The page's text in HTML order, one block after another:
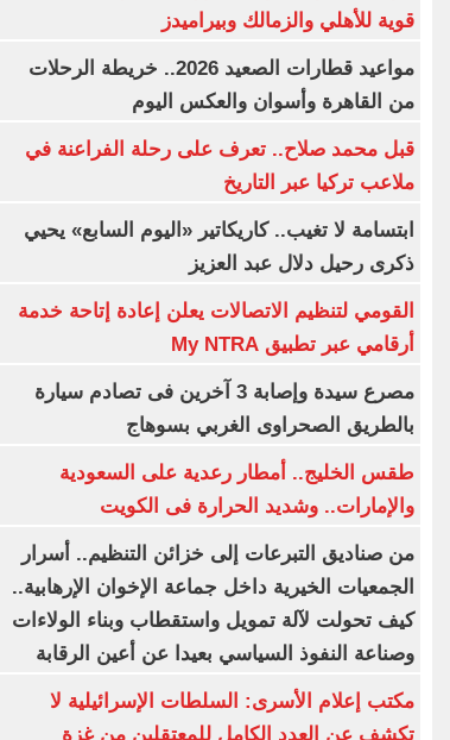
قوية للأهلي والزمالك وبيراميدز
مواعيد قطارات الصعيد 2026.. خريطة الرحلات
من القاهرة وأسوان والعكس اليوم
قبل محمد صلاح.. تعرف على رحلة الفراعنة في
ملاعب تركيا عبر التاريخ
ابتسامة لا تغيب.. كاريكاتير «اليوم السابع» يحيي
ذكرى رحيل دلال عبد العزيز
القومي لتنظيم الاتصالات يعلن إعادة إتاحة خدمة
أرقامي عبر تطبيق My NTRA
مصرع سيدة وإصابة 3 آخرين فى تصادم سيارة
بالطريق الصحراوى الغربي بسوهاج
طقس الخليج.. أمطار رعدية على السعودية
والإمارات.. وشديد الحرارة فى الكويت
من صناديق التبرعات إلى خزائن التنظيم.. أسرار
الجمعيات الخيرية داخل جماعة الإخوان الإرهابية..
كيف تحولت لآلة تمويل واستقطاب وبناء الولاءات
وصناعة النفوذ السياسي بعيدا عن أعين الرقابة
مكتب إعلام الأسرى: السلطات الإسرائيلية لا
تكشف عن العدد الكامل للمعتقلين من غزة